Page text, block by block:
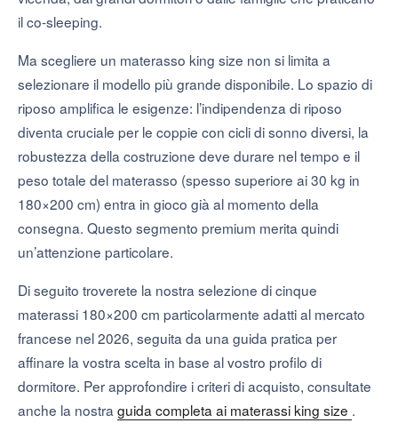
il co-sleeping.
Ma scegliere un materasso king size non si limita a
selezionare il modello più grande disponibile. Lo spazio di
riposo amplifica le esigenze: l’indipendenza di riposo
diventa cruciale per le coppie con cicli di sonno diversi, la
robustezza della costruzione deve durare nel tempo e il
peso totale del materasso (spesso superiore ai 30 kg in
180×200 cm) entra in gioco già al momento della
consegna. Questo segmento premium merita quindi
un’attenzione particolare.
Di seguito troverete la nostra selezione di cinque
materassi 180×200 cm particolarmente adatti al mercato
francese nel 2026, seguita da una guida pratica per
affinare la vostra scelta in base al vostro profilo di
dormitore. Per approfondire i criteri di acquisto, consultate
anche la nostra guida completa ai materassi king size .